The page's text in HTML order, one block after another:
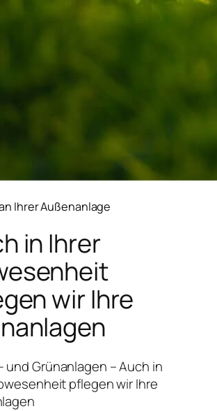
Ihrer Außenanlage
in Ihrer
wir Ihre
und Grünanlagen – Auch in
pflegen wir Ihre